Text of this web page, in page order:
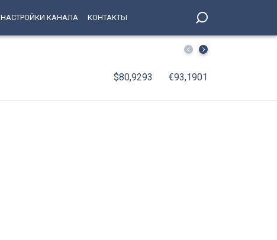
НАСТРОЙКИ КАНАЛА КОНТАКТЫ
Эрмитажный кот Манеж приступил к работе в Цирке
$80,9293 €93,1901